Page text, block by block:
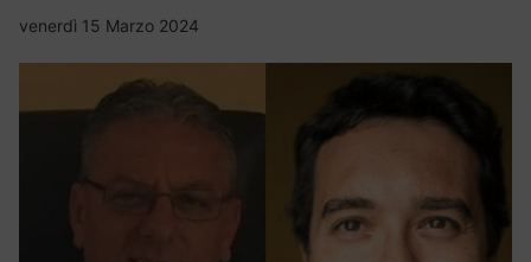
venerdì 15 Marzo 2024